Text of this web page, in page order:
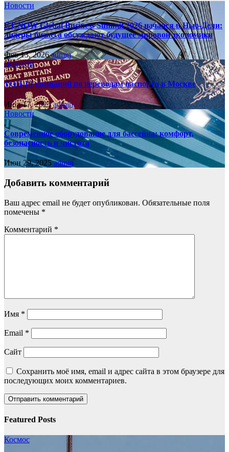
Новости
ET NOW Global Business Summit 2026 начался в Нью‑Дели:
лидеры бизнеса обсуждают будущее мировой экономики
Фев 13, 2026admin
Новости
ТОП-10 компаний по переводам паспорта в Москве
Июл 17, 2025admin
Новости
Современное оборудование для бассейна: комфорт,
безопасность и чистота
Июн 29, 2025admin
Добавить комментарий
Ваш адрес email не будет опубликован. Обязательные поля
помечены *
Комментарий *
Имя *
Email *
Сайт
Сохранить моё имя, email и адрес сайта в этом браузере для
последующих моих комментариев.
Featured Posts
Космос